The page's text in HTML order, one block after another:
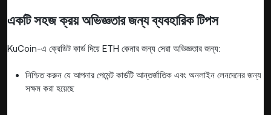
একটি সহজ ক্রয় অভিজ্ঞতার জন্য ব্যবহারিক টিপস
KuCoin-এ ক্রেডিট কার্ড দিয়ে ETH কেনার জন্য সেরা অভিজ্ঞতার জন্য:
নিশ্চিত করুন যে আপনার পেমেন্ট কার্ডটি আন্তর্জাতিক এবং অনলাইন লেনদেনের জন্য
সক্ষম করা হয়েছে